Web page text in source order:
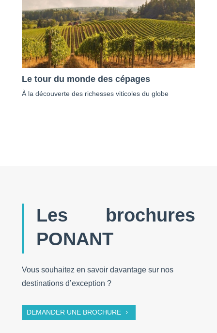
Le tour du monde des cépages
À la découverte des richesses viticoles du globe
Les brochures
PONANT
Vous souhaitez en savoir davantage sur nos
destinations d’exception ?
DEMANDER UNE BROCHURE